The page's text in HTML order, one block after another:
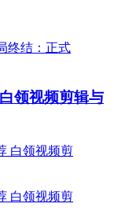
领视频剪辑与